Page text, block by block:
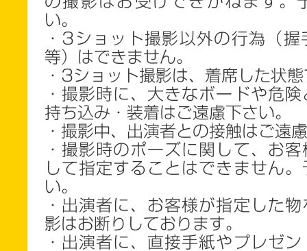
い。
・3ショット撮影以外の行為（握
等）はできません。
・3ショット撮影は、着席した状
・撮影時に、大きなボードや危
持ち込み・装着はご遠慮下さい。
・撮影中、出演者との接触はご遠
・撮影時のポーズに関して、お
して指定することはできません
い。
・出演者に、お客様が指定した
影はお断りしております。
・出演者に、直接手紙やプレゼ